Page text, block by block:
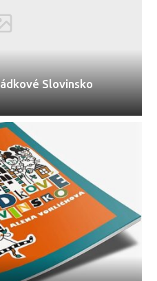
Slovinsko